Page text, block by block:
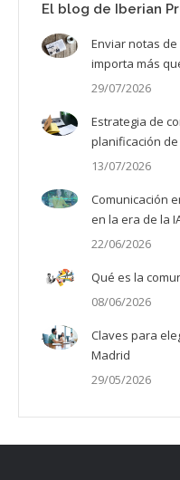
El blog de Iberian
Enviar notas
importa más
29/07/2026
Estrategia de
planificación
13/07/2026
Comunicación
en la era de la
22/06/2026
Qué es la
08/06/2026
Claves para
Madrid
29/05/2026